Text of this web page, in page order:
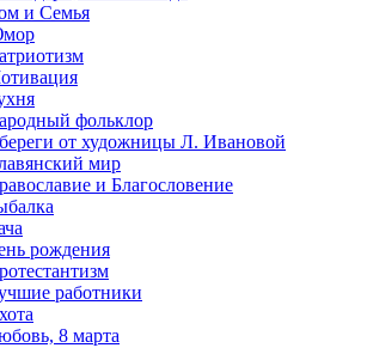
и Семья
фольклор
от художницы Л. Ивановой
мир
и Благословение
рождения
работники
8 марта